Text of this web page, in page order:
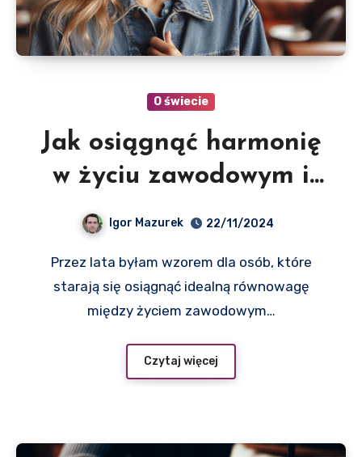
O świecie
Jak osiągnąć harmonię
w życiu zawodowym i
prywatnym? Oto rady
generalnego SUCCESS®
Enterprises
Igor Mazurek 22/11/2024
Przez lata byłam wzorem dla osób, które
starają się osiągnąć idealną równowagę
między życiem zawodowym…
Czytaj więcej